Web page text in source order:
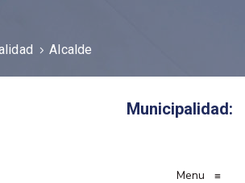
Alcalde
Municipalidad:
Menu ≡